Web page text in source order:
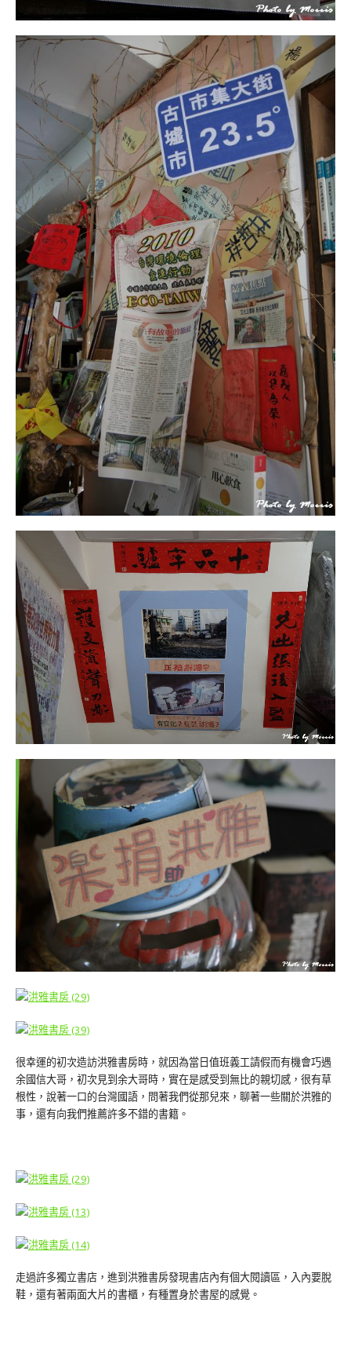
很幸運的初次造訪洪雅書房時，就因為當日值班義工請假而有機會巧遇
余國信大哥，初次見到余大哥時，實在是感受到無比的親切感，很有草
根性，說著一口的台灣國語，問著我們從那兒來，聊著一些關於洪雅的
事，還有向我們推薦許多不錯的書籍。
走過許多獨立書店，進到洪雅書房發現書店內有個大閱讀區，入內要脫
鞋，還有著兩面大片的書櫃，有種置身於書屋的感覺。